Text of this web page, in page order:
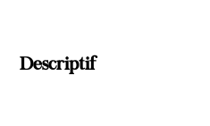
Descriptif